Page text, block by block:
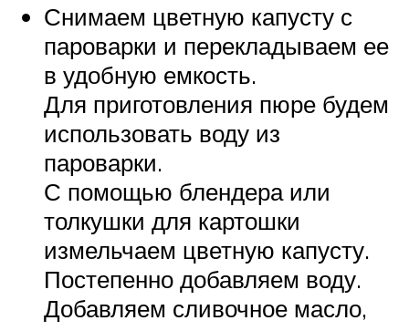
Снимаем цветную капусту с
пароварки и перекладываем ее
в удобную емкость.
Для приготовления пюре будем
использовать воду из
пароварки.
С помощью блендера или
толкушки для картошки
измельчаем цветную капусту.
Постепенно добавляем воду.
Добавляем сливочное масло,